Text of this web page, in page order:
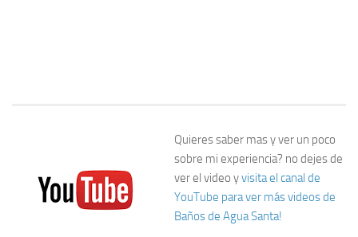
Quieres saber mas y ver un poco
sobre mi experiencia? no dejes de
ver el video yvisita el canal de
YouTube para ver más videos de
Baños de Agua Santa!